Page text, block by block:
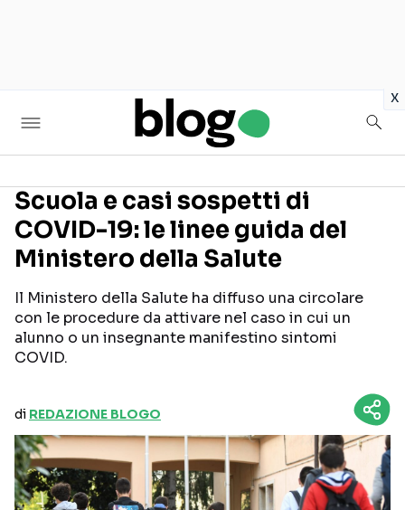
x
Seguici sui social
Scuola e casi sospetti di
COVID-19: le linee guida del
Ministero della Salute
Il Ministero della Salute ha diffuso una circolare
con le procedure da attivare nel caso in cui un
alunno o un insegnante manifestino sintomi
COVID.
di REDAZIONE BLOGO